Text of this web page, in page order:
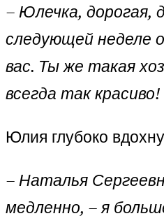
– Юлечка, дорогая,
следующей неделе
вас. Ты же такая
всегда так красиво!
Юлия глубоко
– Наталья
медленно, – я